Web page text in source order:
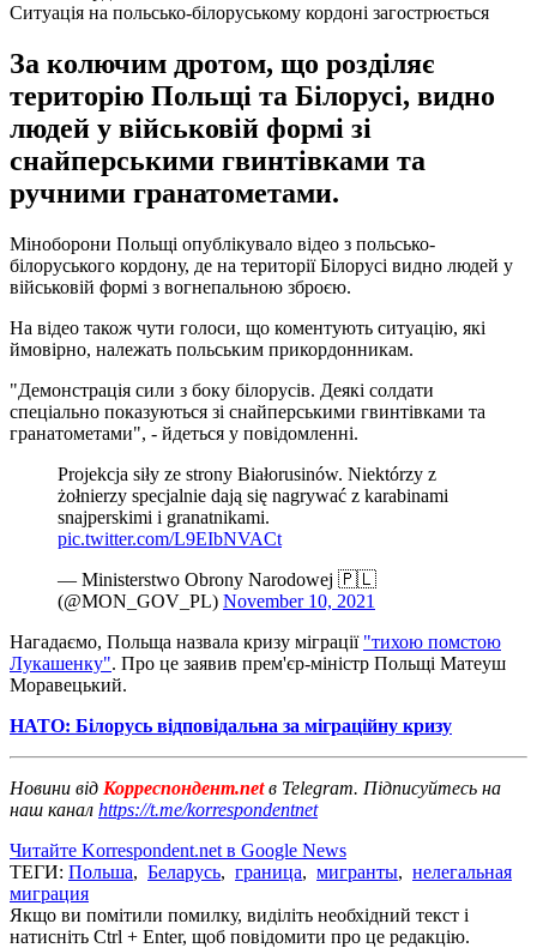
Ситуація на польсько-білоруському кордоні загострюється
За колючим дротом, що розділяє
територію Польщі та Білорусі, видно
людей у військовій формі зі
снайперськими гвинтівками та
ручними гранатометами.
Міноборони Польщі опублікувало відео з польсько-
білоруського кордону, де на території Білорусі видно людей у ​​
військовій формі з вогнепальною зброєю.
На відео також чути голоси, що коментують ситуацію, які
ймовірно, належать польським прикордонникам.
"Демонстрація сили з боку білорусів. Деякі солдати
спеціально показуються зі снайперськими гвинтівками та
гранатометами", - йдеться у повідомленні.
Projekcja siły ze strony Białorusinów. Niektórzy z
żołnierzy specjalnie dają się nagrywać z karabinami
snajperskimi i granatnikami.
pic.twitter.com/L9EIbNVACt
— Ministerstwo Obrony Narodowej 🇵🇱
(@MON_GOV_PL) November 10, 2021
Нагадаємо, Польща назвала кризу міграції "тихою помстою
Лукашенку". Про це заявив прем'єр-міністр Польщі Матеуш
Моравецький.
НАТО: Білорусь відповідальна за міграційну кризу
Новини від Корреспондент.netв Telegram. Підписуйтесь на
наш канал https://t.me/korrespondentnet
Читайте Korrespondent.net в Google News
ТЕГИ: Польша, Беларусь, граница, мигранты, нелегальная
миграция
Якщо ви помітили помилку, виділіть необхідний текст і
натисніть Ctrl + Enter, щоб повідомити про це редакцію.